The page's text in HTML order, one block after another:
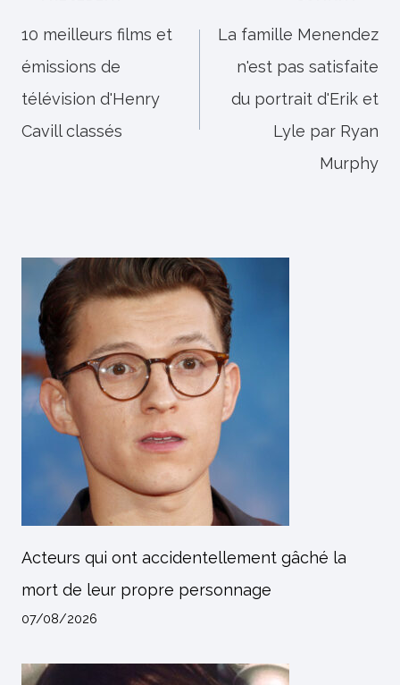
de
l’article
10 meilleurs films et
émissions de
télévision d'Henry
Cavill classés
La famille Menendez
n'est pas satisfaite
du portrait d'Erik et
Lyle par Ryan
Murphy
Acteurs qui ont accidentellement gâché la
mort de leur propre personnage
07/08/2026